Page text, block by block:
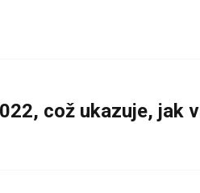
což ukazuje, jak